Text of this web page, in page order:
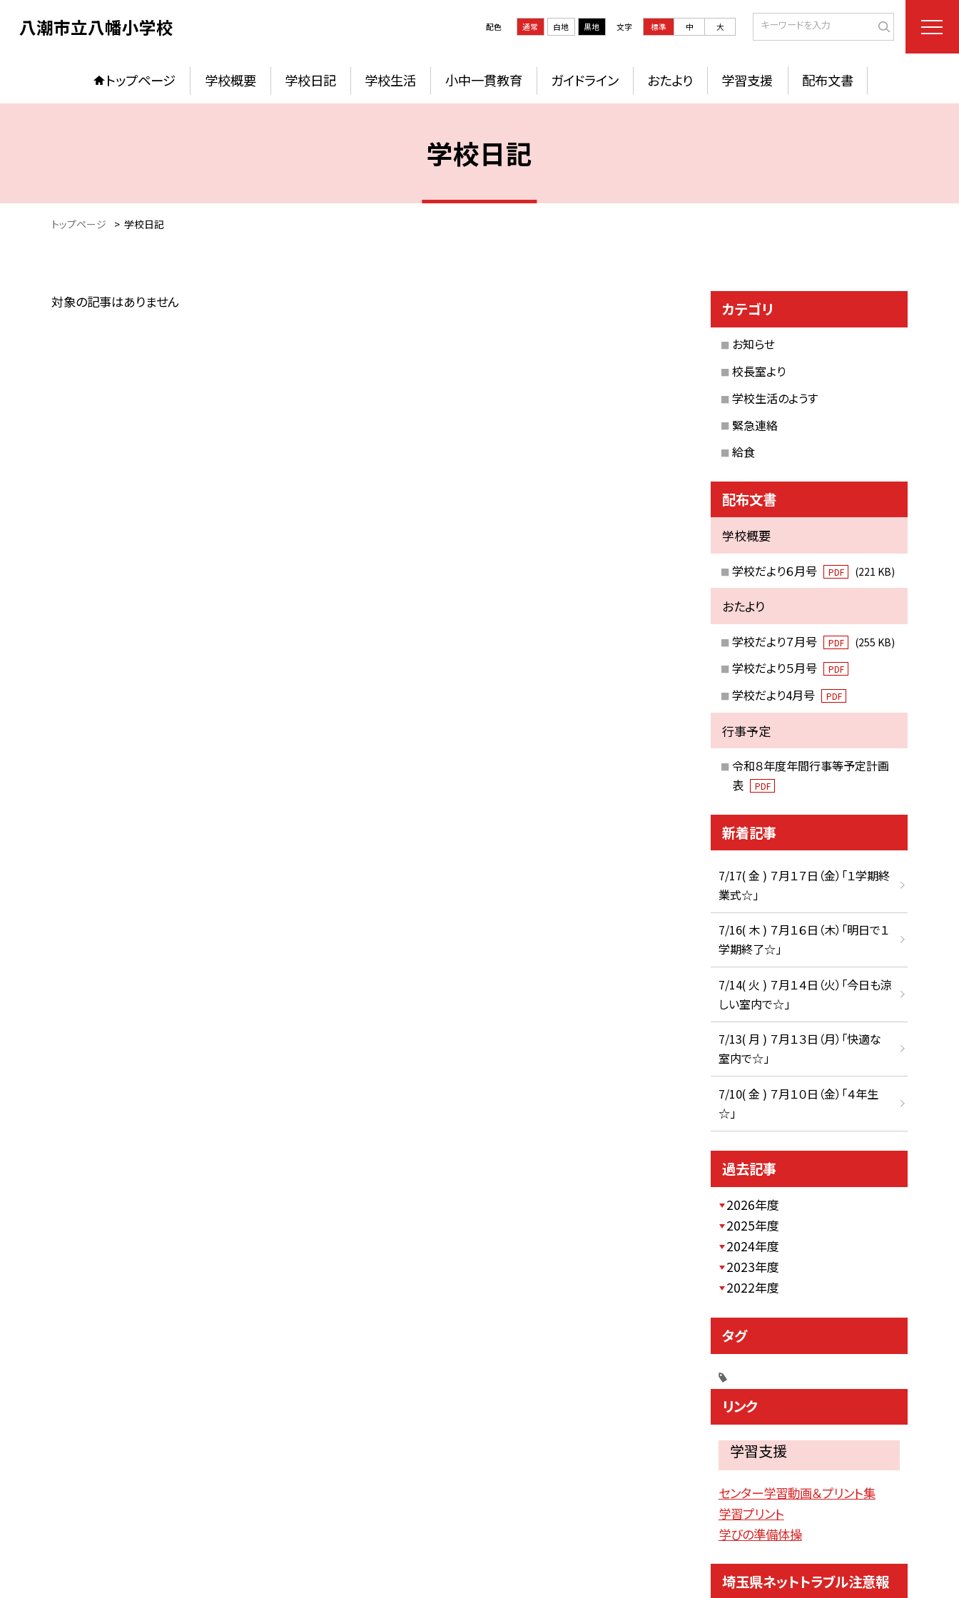
八潮市立八幡小学校 配色 通常 白地 黒地 文字 標準 中 大
トップページ 学校概要 学校日記 学校生活 小中一貫教育 ガイドライン おたより 学習支援 配布文書
学校日記
トップページ > 学校日記
対象の記事はありません カテゴリ
お知らせ
校長室より
学校生活のようす
緊急連絡
給食
配布文書
学校概要
学校だより６月号 PDF (221 KB)
おたより
学校だより７月号 PDF (255 KB)
学校だより５月号 PDF
学校だより4月号 PDF
行事予定
令和８年度年間行事等予定計画
表
PDF
新着記事
7/17( 金 ) ７月１７日（金）「１学期終
業式☆」
7/16( 木 ) ７月１６日（木）「明日で１
学期終了☆」
7/14( 火 ) ７月１４日（火）「今日も涼
しい室内で☆」
7/13( 月 ) ７月１３日（月）「快適な
室内で☆」
7/10( 金 ) ７月１０日（金）「４年生
☆」
過去記事
2026年度
2025年度
2024年度
2023年度
2022年度
タグ
リンク
学習支援
センター学習動画＆プリント集
学習プリント
学びの準備体操
埼玉県ネットトラブル注意報